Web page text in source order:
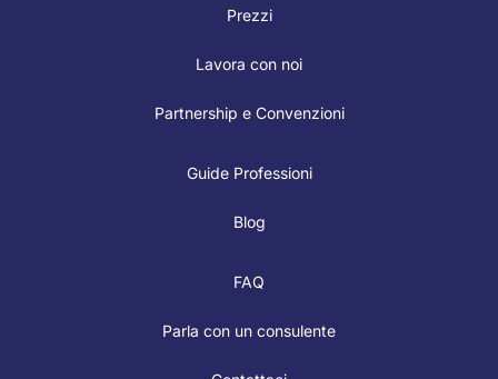
Prezzi
Lavora con noi
Partnership e Convenzioni
Guide Professioni
Blog
FAQ
Parla con un consulente